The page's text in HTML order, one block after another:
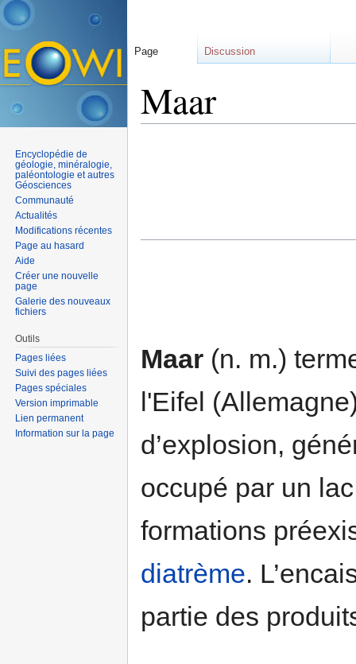
Maar
Maar (n. m.)
l'Eifel
d’explosion,
occupé par un
formations
diatrème.
partie des
Page Discussion
Encyclopédie de
géologie, minéralogie,
paléontologie et autres
Géosciences
Communauté
Actualités
Modifications récentes
Page au hasard
Aide
Créer une nouvelle
page
Galerie des nouveaux
fichiers
Outils
Pages liées
Suivi des pages liées
Pages spéciales
Version imprimable
Lien permanent
Information sur la page